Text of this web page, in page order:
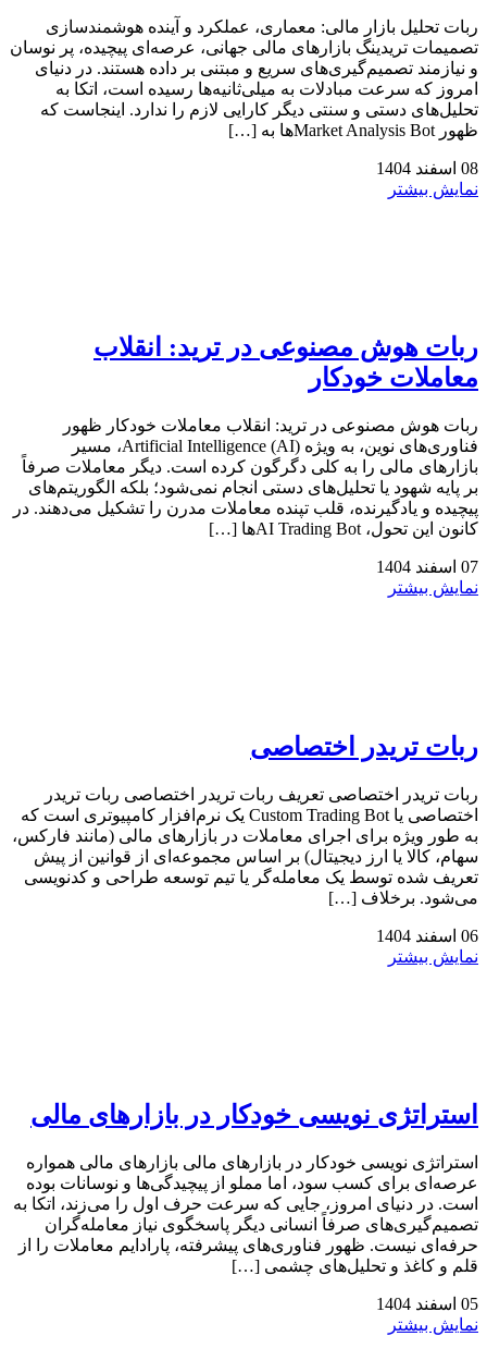
ربات تحلیل بازار مالی: معماری، عملکرد و آینده هوشمندسازی
تصمیمات تریدینگ بازارهای مالی جهانی، عرصه‌ای پیچیده، پر نوسان
و نیازمند تصمیم‌گیری‌های سریع و مبتنی بر داده هستند. در دنیای
امروز که سرعت مبادلات به میلی‌ثانیه‌ها رسیده است، اتکا به
تحلیل‌های دستی و سنتی دیگر کارایی لازم را ندارد. اینجاست که
ظهور Market Analysis Botها به […]
08 اسفند 1404
نمایش بیشتر
ربات هوش مصنوعی در ترید: انقلاب
معاملات خودکار
ربات هوش مصنوعی در ترید: انقلاب معاملات خودکار ظهور
فناوری‌های نوین، به ویژه Artificial Intelligence (AI)، مسیر
بازارهای مالی را به کلی دگرگون کرده است. دیگر معاملات صرفاً
بر پایه شهود یا تحلیل‌های دستی انجام نمی‌شود؛ بلکه الگوریتم‌های
پیچیده و یادگیرنده، قلب تپنده معاملات مدرن را تشکیل می‌دهند. در
کانون این تحول، AI Trading Botها […]
07 اسفند 1404
نمایش بیشتر
ربات تریدر اختصاصی
ربات تریدر اختصاصی تعریف ربات تریدر اختصاصی ربات تریدر
اختصاصی یا Custom Trading Bot یک نرم‌افزار کامپیوتری است که
به طور ویژه برای اجرای معاملات در بازارهای مالی (مانند فارکس،
سهام، کالا یا ارز دیجیتال) بر اساس مجموعه‌ای از قوانین از پیش
تعریف شده توسط یک معامله‌گر یا تیم توسعه طراحی و کدنویسی
می‌شود. برخلاف […]
06 اسفند 1404
نمایش بیشتر
استراتژی‌ نویسی خودکار در بازارهای مالی
استراتژی‌ نویسی خودکار در بازارهای مالی بازارهای مالی همواره
عرصه‌ای برای کسب سود، اما مملو از پیچیدگی‌ها و نوسانات بوده
است. در دنیای امروز، جایی که سرعت حرف اول را می‌زند، اتکا به
تصمیم‌گیری‌های صرفاً انسانی دیگر پاسخگوی نیاز معامله‌گران
حرفه‌ای نیست. ظهور فناوری‌های پیشرفته، پارادایم معاملات را از
قلم و کاغذ و تحلیل‌های چشمی […]
05 اسفند 1404
نمایش بیشتر